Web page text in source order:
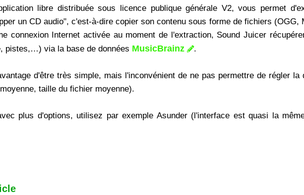
libre distribuée sous licence publique générale V2, vous permet
un CD audio", c'est-à-dire copier son contenu sous forme de fichiers (OGG,
connexion Internet activée au moment de l'extraction, Sound Juicer
pistes,…) via la base de données MusicBrainz .
d'être très simple, mais l'inconvénient de ne pas permettre de régler
taille du fichier moyenne).
plus d'options, utilisez par exemple Asunder (l'interface est quasi la